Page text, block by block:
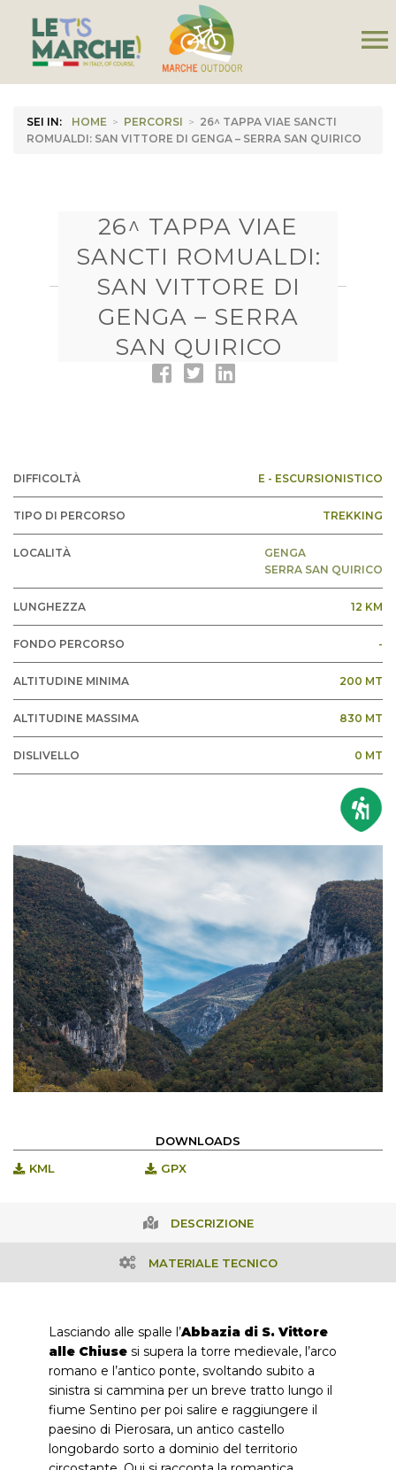
menu
SEI IN: HOME > PERCORSI > 26^ TAPPA VIAE SANCTI
ROMUALDI: SAN VITTORE DI GENGA – SERRA SAN QUIRICO
26^ TAPPA VIAE
SANCTI ROMUALDI:
SAN VITTORE DI
GENGA – SERRA
SAN QUIRICO
DIFFICOLTÀ E - ESCURSIONISTICO
TIPO DI PERCORSO TREKKING
LOCALITÀ
GENGA
SERRA SAN QUIRICO
LUNGHEZZA 12 KM
FONDO PERCORSO -
ALTITUDINE MINIMA 200 MT
ALTITUDINE MASSIMA 830 MT
DISLIVELLO 0 MT
DOWNLOADS
KML
GPX
DESCRIZIONE
MATERIALE TECNICO
Lasciando alle spalle l’Abbazia di S. Vittore
alle Chiuse si supera la torre medievale, l’arco
romano e l’antico ponte, svoltando subito a
sinistra si cammina per un breve tratto lungo il
fiume Sentino per poi salire e raggiungere il
paesino di Pierosara, un antico castello
longobardo sorto a dominio del territorio